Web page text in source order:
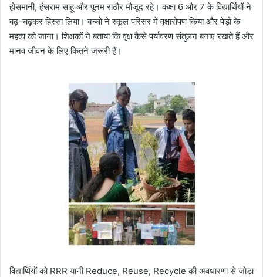
होसमानी, हंसराम साहू और पूनम राठौर मौजूद रहे। कक्षा 6 और 7 के विद्यार्थियों ने
बढ़-चढ़कर हिस्सा लिया। बच्चों ने स्कूल परिसर में वृक्षारोपण किया और पेड़ों के
महत्व को जाना। शिक्षकों ने बताया कि वृक्ष कैसे पर्यावरण संतुलन बनाए रखते हैं और
मानव जीवन के लिए कितने जरूरी हैं।
विद्यार्थियों को RRR यानी Reduce, Reuse, Recycle की अवधारणा से जोड़ा